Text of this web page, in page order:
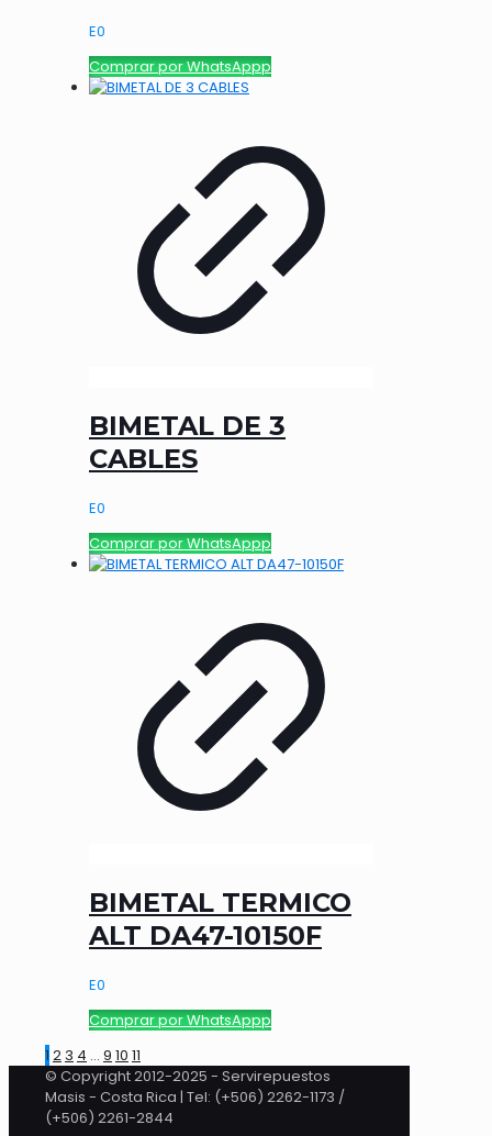
E0
Comprar por WhatsAppp
BIMETAL DE 3
CABLES
E0
Comprar por WhatsAppp
BIMETAL TERMICO
ALT DA47-10150F
E0
Comprar por WhatsAppp
1 23 4 … 9 10 11
© Copyright 2012-2025 - Servirepuestos
Masis - Costa Rica | Tel: (+506) 2262-1173 /
(+506) 2261-2844